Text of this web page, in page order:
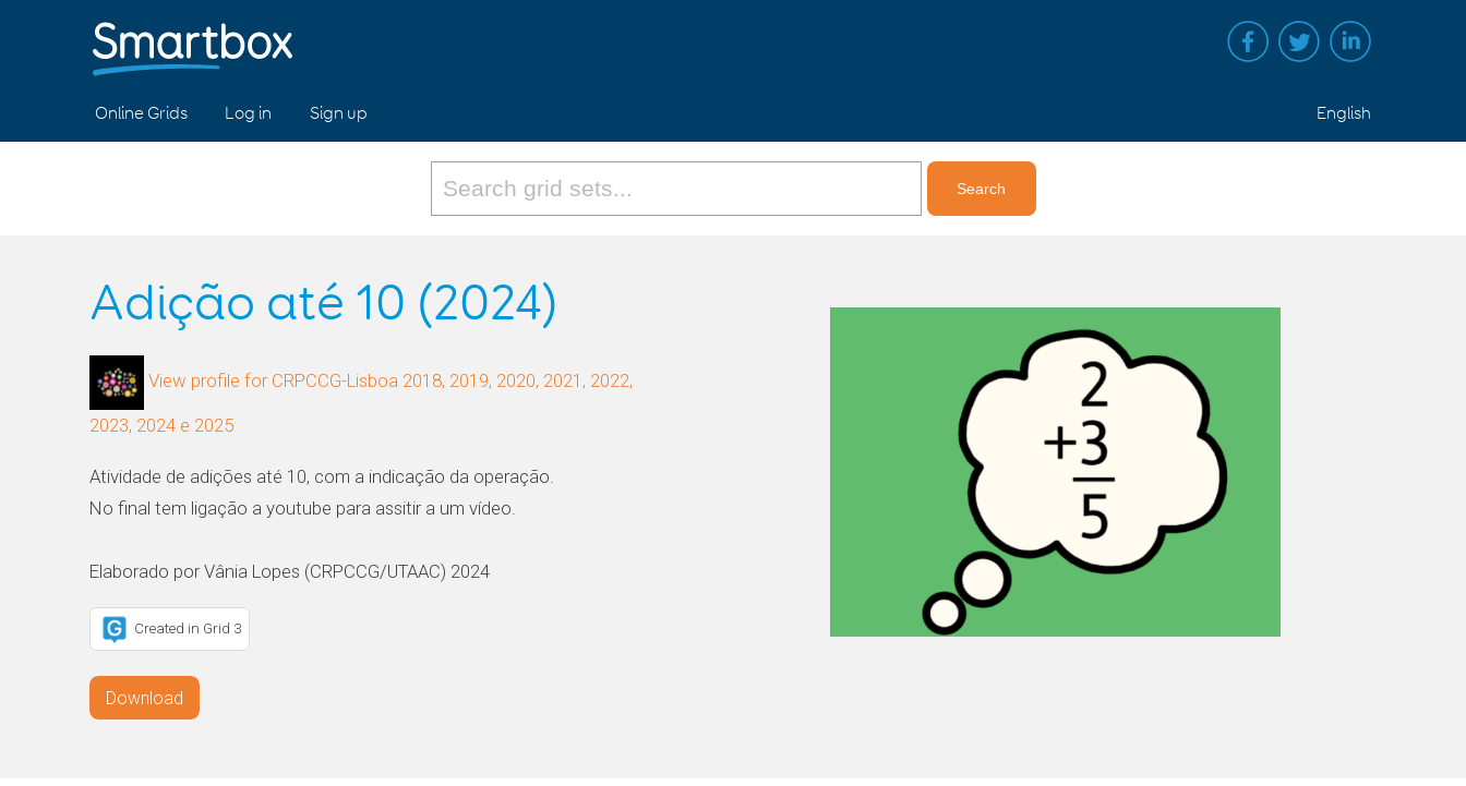
Online Grids Log in Sign up English
Adição até 10 (2024)
View profile for CRPCCG-Lisboa 2018, 2019, 2020, 2021, 2022,
2023, 2024 e 2025
Atividade de adições até 10, com a indicação da operação.
No final tem ligação a youtube para assitir a um vídeo.
Elaborado por Vânia Lopes (CRPCCG/UTAAC) 2024
Created in Grid 3
Download